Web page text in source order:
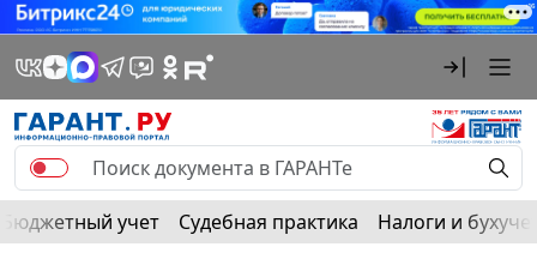
Бюджетный учет Судебная практика Налоги и